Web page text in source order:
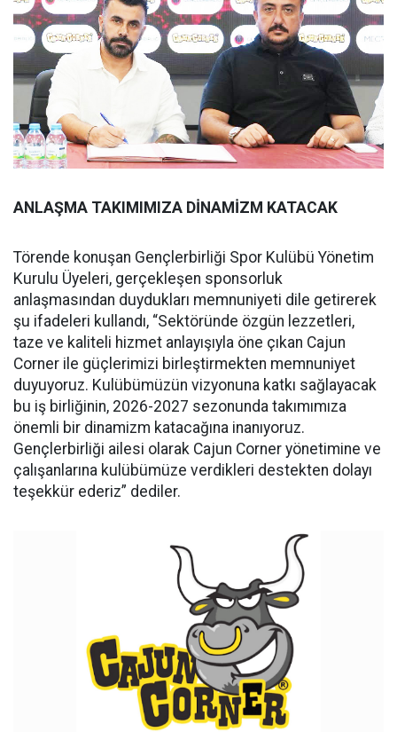
ANLAŞMA TAKIMIMIZA DİNAMİZM KATACAK
Törende konuşan Gençlerbirliği Spor Kulübü Yönetim
Kurulu Üyeleri, gerçekleşen sponsorluk
anlaşmasından duydukları memnuniyeti dile getirerek
şu ifadeleri kullandı, “Sektöründe özgün lezzetleri,
taze ve kaliteli hizmet anlayışıyla öne çıkan Cajun
Corner ile güçlerimizi birleştirmekten memnuniyet
duyuyoruz. Kulübümüzün vizyonuna katkı sağlayacak
bu iş birliğinin, 2026-2027 sezonunda takımımıza
önemli bir dinamizm katacağına inanıyoruz.
Gençlerbirliği ailesi olarak Cajun Corner yönetimine ve
çalışanlarına kulübümüze verdikleri destekten dolayı
teşekkür ederiz” dediler.